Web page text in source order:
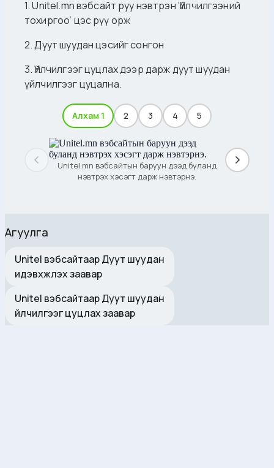
1. Unitel.mn вэбсайт руу нэвтрэн ‘Үйлчилгээний
тохиргоо’ цэс рүү орж
2. Дуут шуудан цэсийг сонгон
3. Үйлчилгээг цуцлах дээр дарж дуут шуудан
үйлчилгээг цуцална.
Алхам 1 2 3 4 5
Unitel.mn вэбсайтын баруун дээд буланд
нэвтрэх хэсэгт дарж нэвтэрнэ.
Агуулга
Unitel вэбсайтаар Дуут шуудан
идэвхжүүлэх заавар
Unitel вэбсайтаар Дуут шуудан
үйлчилгээг цуцлах заавар